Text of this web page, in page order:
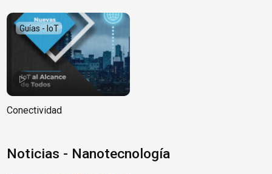
Guías - IoT
Conectividad
Noticias - Nanotecnología